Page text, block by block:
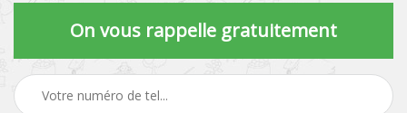
On vous rappelle gratuitement